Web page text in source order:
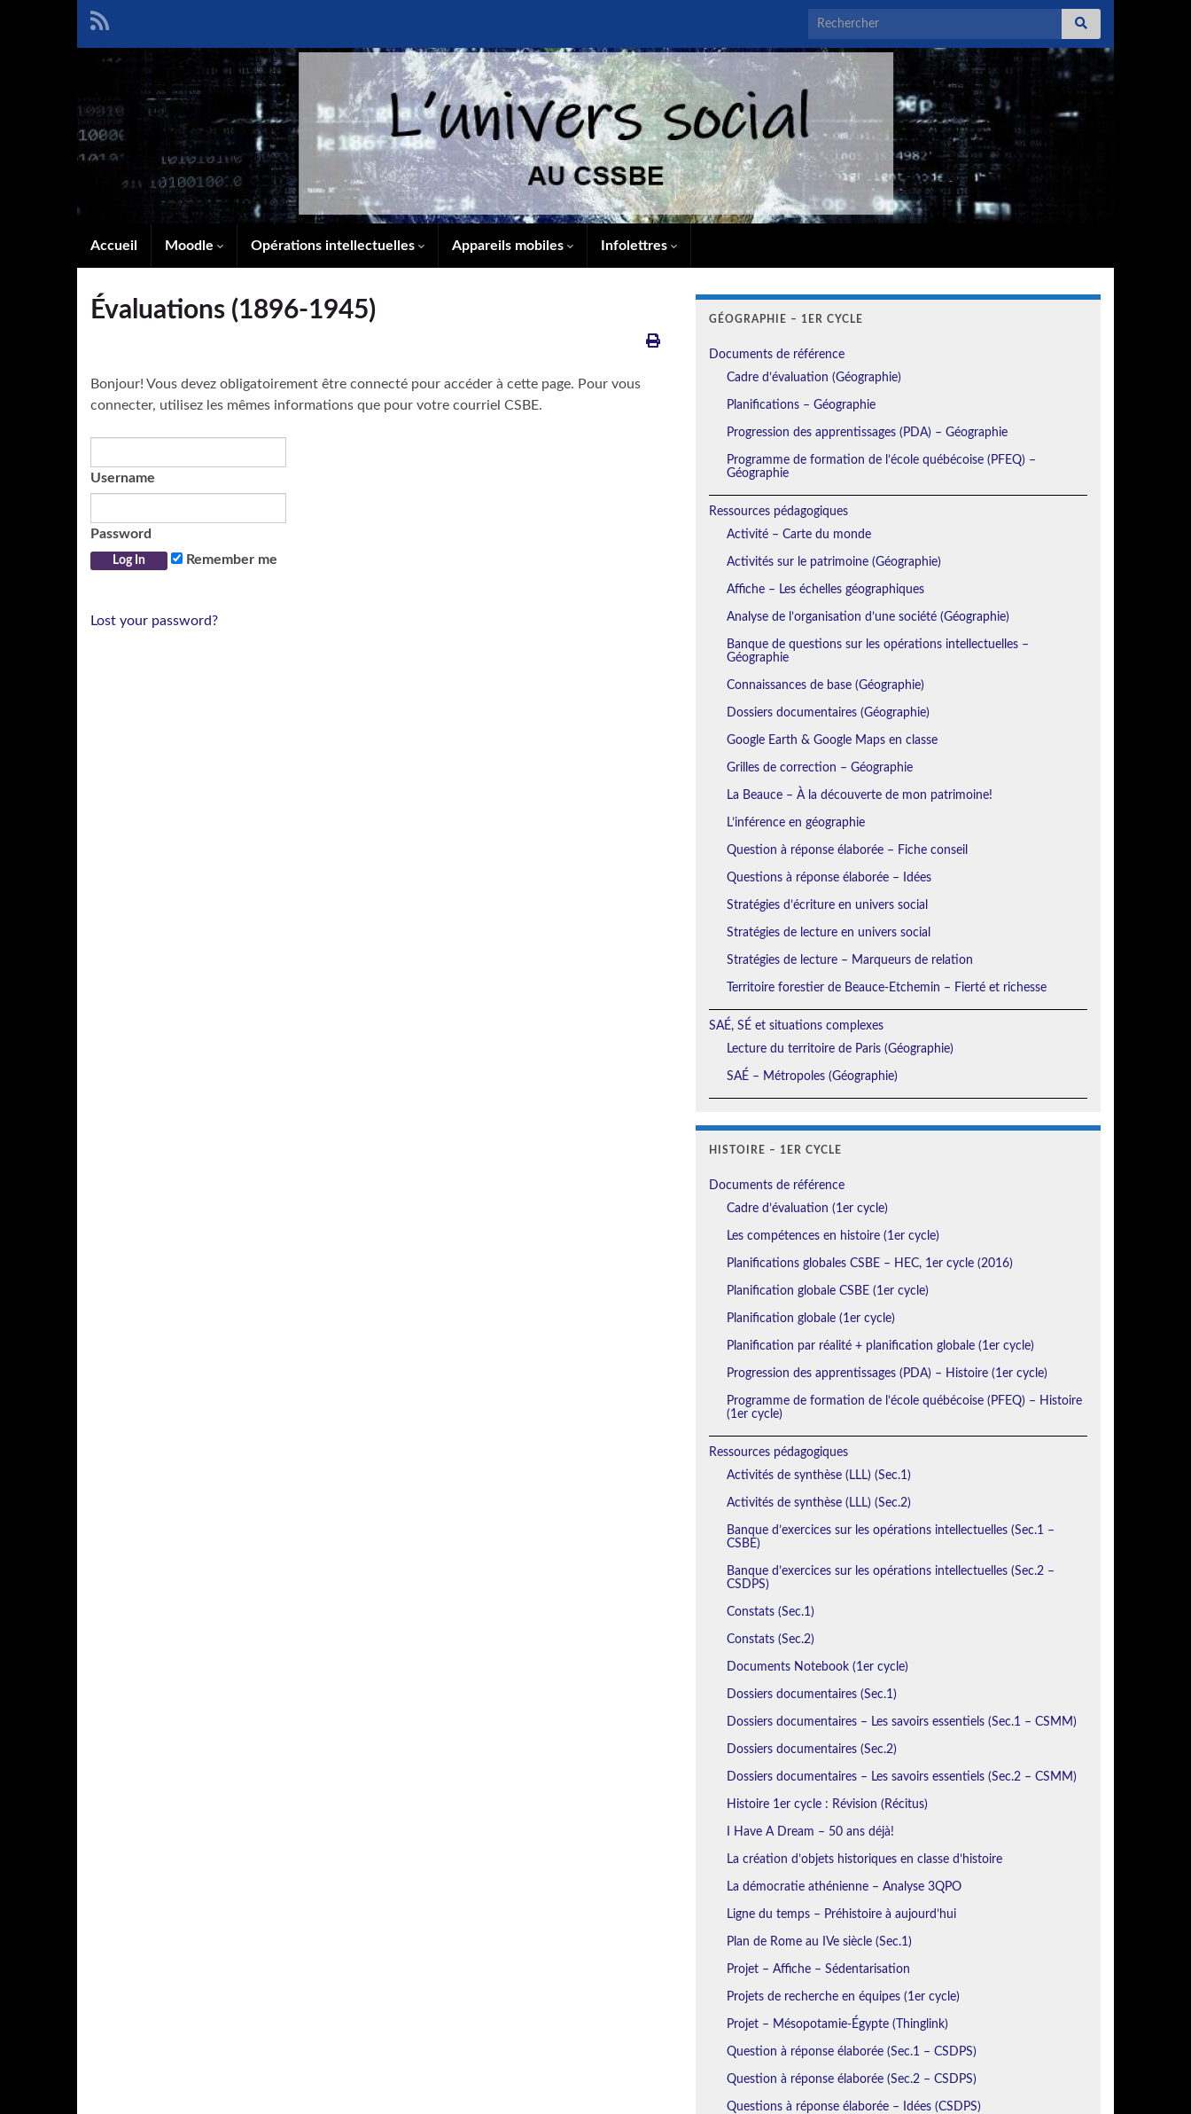
Search for:
Accueil Moodle Opérations intellectuelles Appareils mobiles Infolettres
Évaluations (1896-1945)
Bonjour! Vous devez obligatoirement être connecté pour accéder à cette page. Pour vous
connecter, utilisez les mêmes informations que pour votre courriel CSBE.
Username
Password
Remember me
Lost your password?
GÉOGRAPHIE – 1ER CYCLE
Documents de référence
Cadre d’évaluation (Géographie)
Planifications – Géographie
Progression des apprentissages (PDA) – Géographie
Programme de formation de l’école québécoise (PFEQ) –
Géographie
Ressources pédagogiques
Activité – Carte du monde
Activités sur le patrimoine (Géographie)
Affiche – Les échelles géographiques
Analyse de l’organisation d’une société (Géographie)
Banque de questions sur les opérations intellectuelles –
Géographie
Connaissances de base (Géographie)
Dossiers documentaires (Géographie)
Google Earth & Google Maps en classe
Grilles de correction – Géographie
La Beauce – À la découverte de mon patrimoine!
L’inférence en géographie
Question à réponse élaborée – Fiche conseil
Questions à réponse élaborée – Idées
Stratégies d’écriture en univers social
Stratégies de lecture en univers social
Stratégies de lecture – Marqueurs de relation
Territoire forestier de Beauce-Etchemin – Fierté et richesse
SAÉ, SÉ et situations complexes
Lecture du territoire de Paris (Géographie)
SAÉ – Métropoles (Géographie)
HISTOIRE – 1ER CYCLE
Documents de référence
Cadre d’évaluation (1er cycle)
Les compétences en histoire (1er cycle)
Planifications globales CSBE – HEC, 1er cycle (2016)
Planification globale CSBE (1er cycle)
Planification globale (1er cycle)
Planification par réalité + planification globale (1er cycle)
Progression des apprentissages (PDA) – Histoire (1er cycle)
Programme de formation de l’école québécoise (PFEQ) – Histoire
(1er cycle)
Ressources pédagogiques
Activités de synthèse (LLL) (Sec.1)
Activités de synthèse (LLL) (Sec.2)
Banque d’exercices sur les opérations intellectuelles (Sec.1 –
CSBE)
Banque d’exercices sur les opérations intellectuelles (Sec.2 –
CSDPS)
Constats (Sec.1)
Constats (Sec.2)
Documents Notebook (1er cycle)
Dossiers documentaires (Sec.1)
Dossiers documentaires – Les savoirs essentiels (Sec.1 – CSMM)
Dossiers documentaires (Sec.2)
Dossiers documentaires – Les savoirs essentiels (Sec.2 – CSMM)
Histoire 1er cycle : Révision (Récitus)
I Have A Dream – 50 ans déjà!
La création d’objets historiques en classe d’histoire
La démocratie athénienne – Analyse 3QPO
Ligne du temps – Préhistoire à aujourd’hui
Plan de Rome au IVe siècle (Sec.1)
Projet – Affiche – Sédentarisation
Projets de recherche en équipes (1er cycle)
Projet – Mésopotamie-Égypte (Thinglink)
Question à réponse élaborée (Sec.1 – CSDPS)
Question à réponse élaborée (Sec.2 – CSDPS)
Questions à réponse élaborée – Idées (CSDPS)